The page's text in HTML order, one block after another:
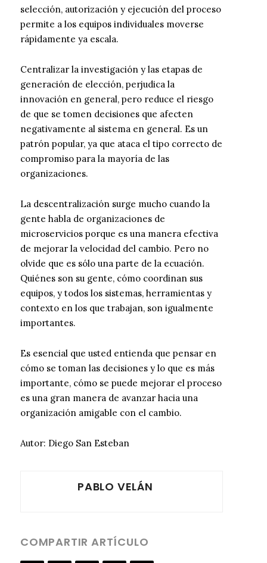
selección, autorización y ejecución del proceso
permite a los equipos individuales moverse
rápidamente ya escala.
Centralizar la investigación y las etapas de
generación de elección, perjudica la
innovación en general, pero reduce el riesgo
de que se tomen decisiones que afecten
negativamente al sistema en general. Es un
patrón popular, ya que ataca el tipo correcto de
compromiso para la mayoría de las
organizaciones.
La descentralización surge mucho cuando la
gente habla de organizaciones de
microservicios porque es una manera efectiva
de mejorar la velocidad del cambio. Pero no
olvide que es sólo una parte de la ecuación.
Quiénes son su gente, cómo coordinan sus
equipos, y todos los sistemas, herramientas y
contexto en los que trabajan, son igualmente
importantes.
Es esencial que usted entienda que pensar en
cómo se toman las decisiones y lo que es más
importante, cómo se puede mejorar el proceso
es una gran manera de avanzar hacia una
organización amigable con el cambio.
Autor: Diego San Esteban
PABLO VELÁN
COMPARTIR ARTÍCULO